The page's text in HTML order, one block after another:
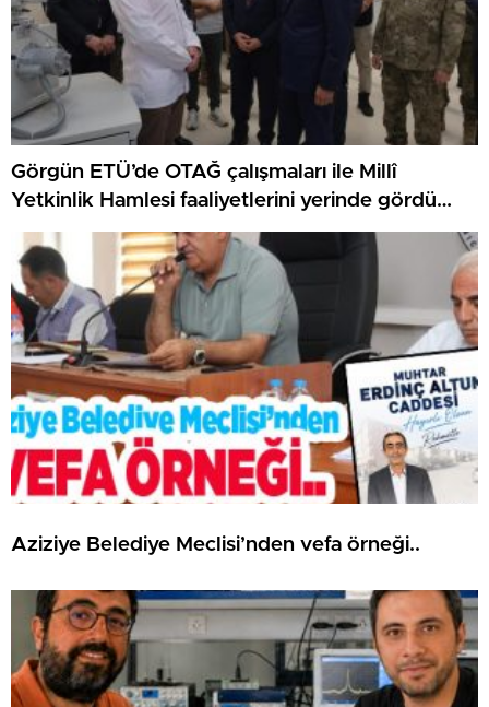
Görgün ETÜ’de OTAĞ çalışmaları ile Millî
Yetkinlik Hamlesi faaliyetlerini yerinde gördü…
Aziziye Belediye Meclisi’nden vefa örneği..